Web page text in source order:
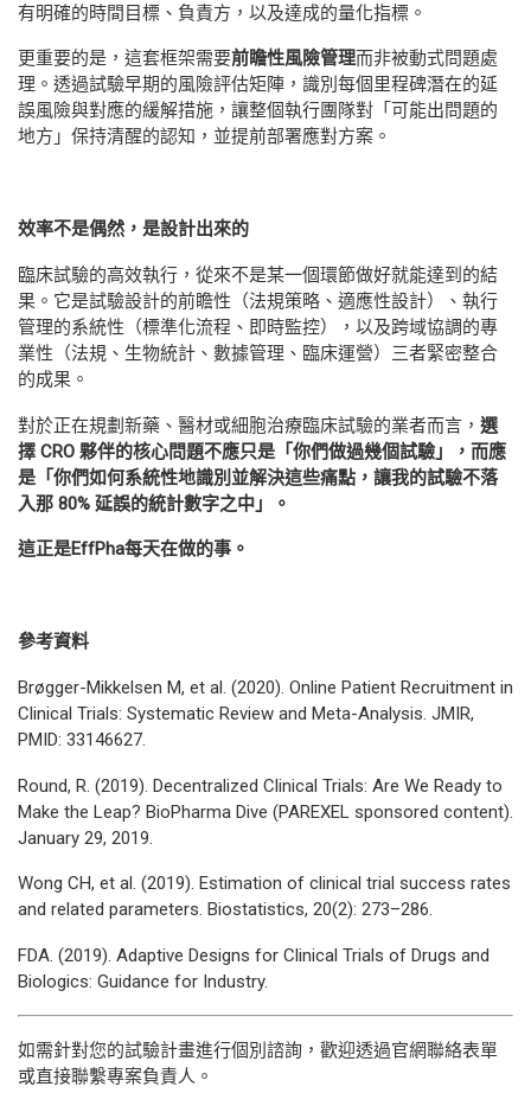
有明確的時間目標、負責方，以及達成的量化指標。
更重要的是，這套框架需要前瞻性風險管理而非被動式問題處
理。透過試驗早期的風險評估矩陣，識別每個里程碑潛在的延
誤風險與對應的緩解措施，讓整個執行團隊對「可能出問題的
地方」保持清醒的認知，並提前部署應對方案。
效率不是偶然，是設計出來的
臨床試驗的高效執行，從來不是某一個環節做好就能達到的結
果。它是試驗設計的前瞻性（法規策略、適應性設計）、執行
管理的系統性（標準化流程、即時監控），以及跨域協調的專
業性（法規、生物統計、數據管理、臨床運營）三者緊密整合
的成果。
對於正在規劃新藥、醫材或細胞治療臨床試驗的業者而言， 選
擇 CRO 夥伴的核心問題不應只是「你們做過幾個試驗」，而應
是「你們如何系統性地識別並解決這些痛點，讓我的試驗不落
入那 80% 延誤的統計數字之中」。
這正是EffPha每天在做的事。
參考資料
Brøgger-Mikkelsen M, et al. (2020). Online Patient Recruitment in
Clinical Trials: Systematic Review and Meta-Analysis. JMIR,
PMID: 33146627.
Round, R. (2019). Decentralized Clinical Trials: Are We Ready to
Make the Leap? BioPharma Dive (PAREXEL sponsored content).
January 29, 2019.
Wong CH, et al. (2019). Estimation of clinical trial success rates
and related parameters. Biostatistics, 20(2): 273–286.
FDA. (2019). Adaptive Designs for Clinical Trials of Drugs and
Biologics: Guidance for Industry.
如需針對您的試驗計畫進行個別諮詢，歡迎透過官網聯絡表單
或直接聯繫專案負責人。